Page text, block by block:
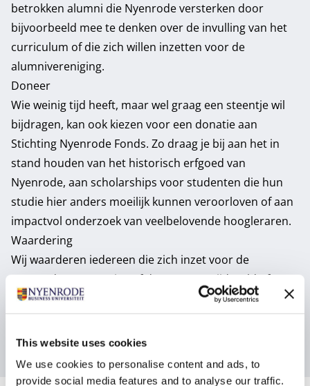
This website uses cookies
We use cookies to personalise content and ads, to
provide social media features and to analyse our traffic.
betrokken alumni die Nyenrode versterken door
bijvoorbeeld mee te denken over de invulling van het
curriculum of die zich willen inzetten voor de
alumnivereniging.
Doneer
Wie weinig tijd heeft, maar wel graag een steentje wil
bijdragen, kan ook kiezen voor een donatie aan
Stichting Nyenrode Fonds. Zo draag je bij aan het in
stand houden van het historisch erfgoed van
Nyenrode, aan scholarships voor studenten die hun
studie hier anders moeilijk kunnen veroorloven of aan
impactvol onderzoek van veelbelovende hoogleraren.
Waardering
Wij waarderen iedereen die zich inzet voor de
Nyenrode Community, of dat nou met tijd, geld of
beiden is. Op onze evenementen en inhoudelijke
bijeenkomsten zien we je als actieve alumnus graag
weer terug.